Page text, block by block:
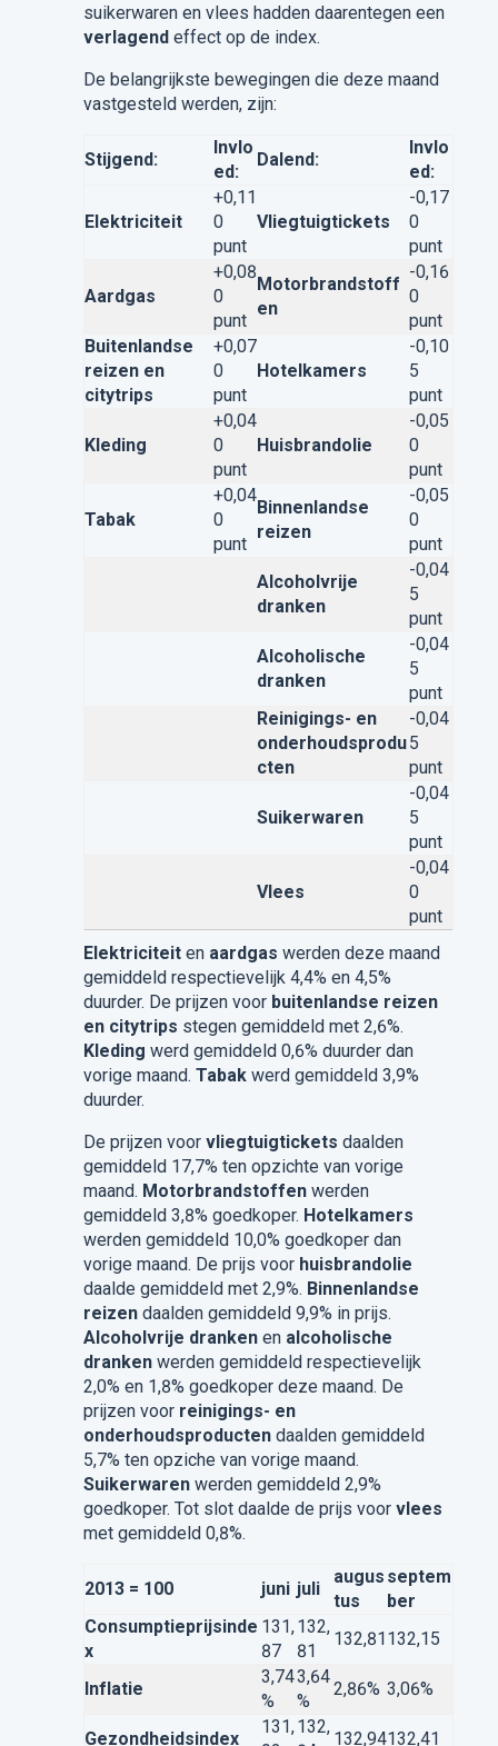
suikerwaren en vlees hadden daarentegen een
verlagend effect op de index.
De belangrijkste bewegingen die deze maand
vastgesteld werden, zijn:
Stijgend:
Invlo
ed:
Dalend:
Invlo
ed:
Elektriciteit
+0,11
0
punt
Vliegtuigtickets
-0,17
0
punt
Aardgas
+0,08
0
punt
Motorbrandstoff
en
-0,16
0
punt
Buitenlandse
reizen en
citytrips
+0,07
0
punt
Hotelkamers
-0,10
5
punt
Kleding
+0,04
0
punt
Huisbrandolie
-0,05
0
punt
Tabak
+0,04
0
punt
Binnenlandse
reizen
-0,05
0
punt
Alcoholvrije
dranken
-0,04
5
punt
Alcoholische
dranken
-0,04
5
punt
Reinigings- en
onderhoudsprodu
cten
-0,04
5
punt
Suikerwaren
-0,04
5
punt
Vlees
-0,04
0
punt
Elektriciteit en aardgas werden deze maand
gemiddeld respectievelijk 4,4% en 4,5%
duurder. De prijzen voor buitenlandse reizen
en citytrips stegen gemiddeld met 2,6%.
Kleding werd gemiddeld 0,6% duurder dan
vorige maand. Tabak werd gemiddeld 3,9%
duurder.
De prijzen voor vliegtuigtickets daalden
gemiddeld 17,7% ten opzichte van vorige
maand. Motorbrandstoffen werden
gemiddeld 3,8% goedkoper. Hotelkamers
werden gemiddeld 10,0% goedkoper dan
vorige maand. De prijs voor huisbrandolie
daalde gemiddeld met 2,9%. Binnenlandse
reizen daalden gemiddeld 9,9% in prijs.
Alcoholvrije dranken en alcoholische
dranken werden gemiddeld respectievelijk
2,0% en 1,8% goedkoper deze maand. De
prijzen voor reinigings- en
onderhoudsproducten daalden gemiddeld
5,7% ten opziche van vorige maand.
Suikerwaren werden gemiddeld 2,9%
goedkoper. Tot slot daalde de prijs voor vlees
met gemiddeld 0,8%.
2013 = 100 juni juli
augus
tus
septem
ber
Consumptieprijsinde
x
131,
87
132,
81
132,81132,15
Inflatie
3,74
%
3,64
%
2,86% 3,06%
Gezondheidsindex
131,132,
132,94132,41